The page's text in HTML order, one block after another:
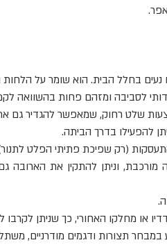
נעים בחלל הבית. הוא שומר על
לסביבה ומזהם פחות בהשוואה
שלט רחוק, שמאפשר להגדיר גם
להפעילו בדרך הביתה.
(רק שפיכת פתיתי הפלט
מורכבת, וניתן להתקין את הארובה
או מחלקו האחורי, כך שניתן לקרבו לקיר
במבחר תצורות ודגמים מודרניים,